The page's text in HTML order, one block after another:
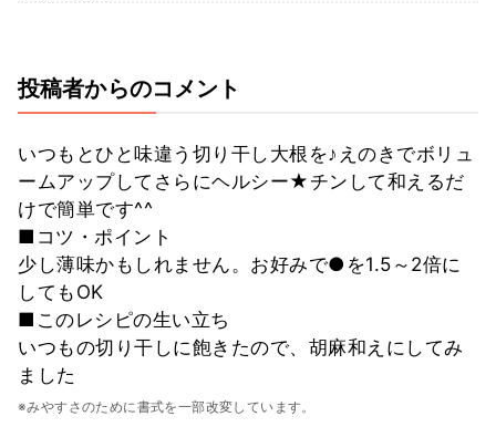
投稿者からのコメント
いつもとひと味違う切り干し大根を♪えのきでボリュ
ームアップしてさらにヘルシー★チンして和えるだ
けで簡単です^^
■コツ・ポイント
少し薄味かもしれません。お好みで●を1.5～2倍に
してもOK
■このレシピの生い立ち
いつもの切り干しに飽きたので、胡麻和えにしてみ
ました
※みやすさのために書式を一部改変しています。